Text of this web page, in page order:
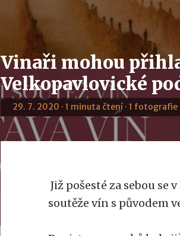
Vinaři mohou
Velkopavlovické
29. 7. 2020 · 1 minuta čtení · 1 fotografie
Již pošesté za sebou
soutěže vín s původem